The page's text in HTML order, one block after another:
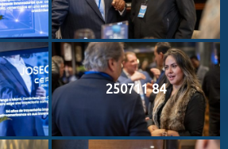
250711 84